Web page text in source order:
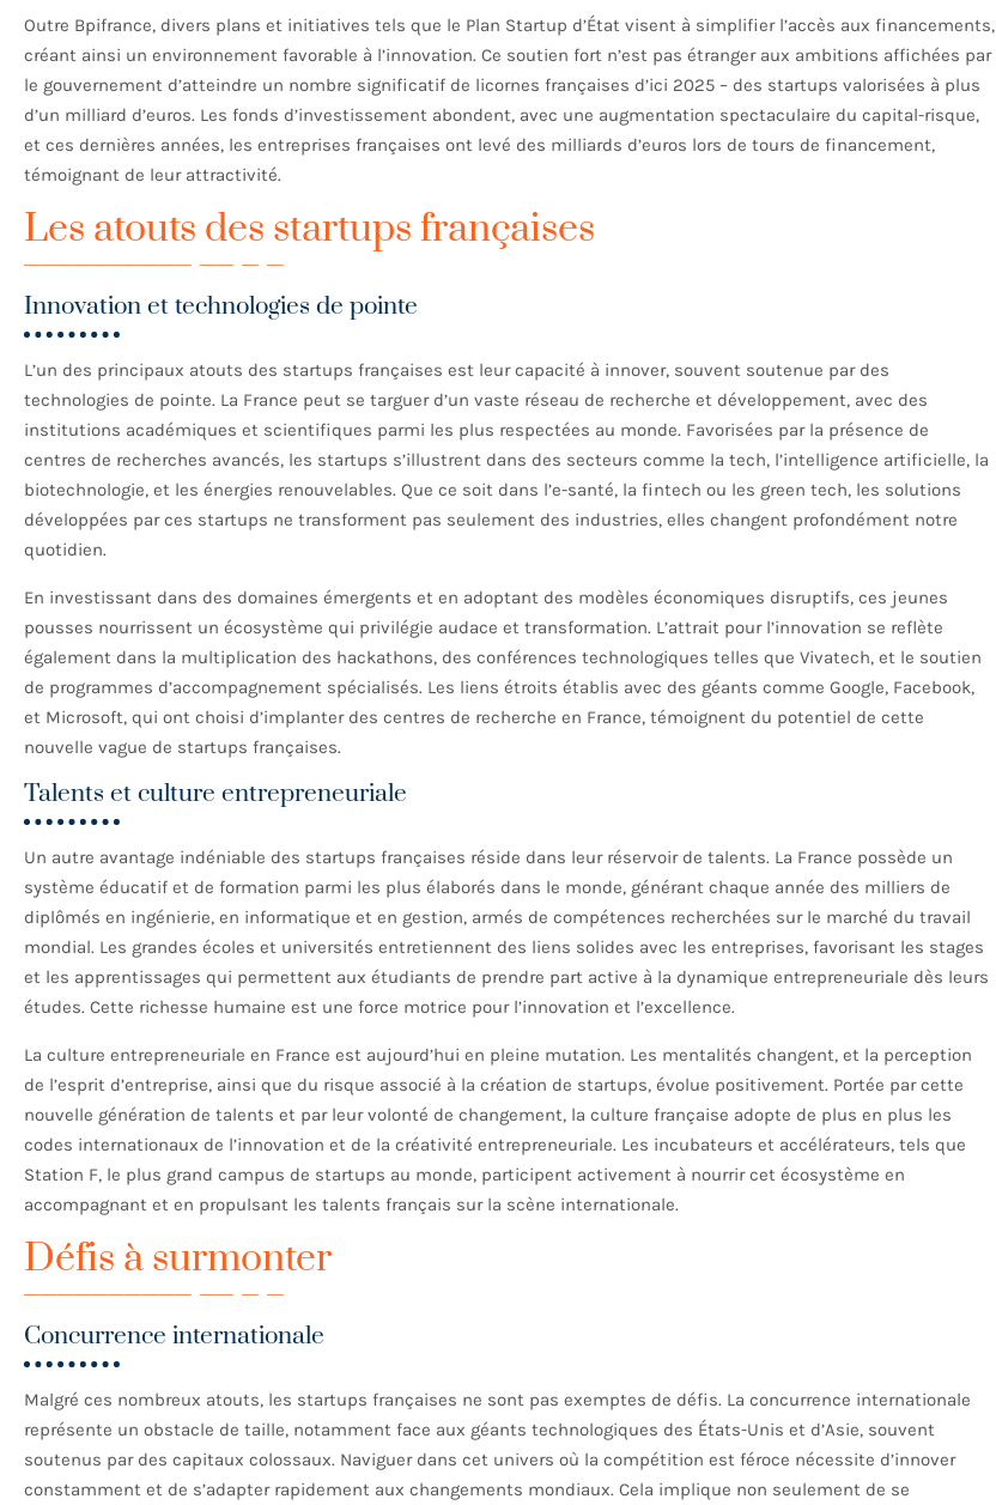
Outre Bpifrance, divers plans et initiatives tels que le Plan Startup d’État visent à simplifier l’accès aux financements,
créant ainsi un environnement favorable à l’innovation. Ce soutien fort n’est pas étranger aux ambitions affichées par
le gouvernement d’atteindre un nombre significatif de licornes françaises d’ici 2025 – des startups valorisées à plus
d’un milliard d’euros. Les fonds d’investissement abondent, avec une augmentation spectaculaire du capital-risque,
et ces dernières années, les entreprises françaises ont levé des milliards d’euros lors de tours de financement,
témoignant de leur attractivité.
Les atouts des startups françaises
Innovation et technologies de pointe
L’un des principaux atouts des startups françaises est leur capacité à innover, souvent soutenue par des
technologies de pointe. La France peut se targuer d’un vaste réseau de recherche et développement, avec des
institutions académiques et scientifiques parmi les plus respectées au monde. Favorisées par la présence de
centres de recherches avancés, les startups s’illustrent dans des secteurs comme la tech, l’intelligence artificielle, la
biotechnologie, et les énergies renouvelables. Que ce soit dans l’e-santé, la fintech ou les green tech, les solutions
développées par ces startups ne transforment pas seulement des industries, elles changent profondément notre
quotidien.
En investissant dans des domaines émergents et en adoptant des modèles économiques disruptifs, ces jeunes
pousses nourrissent un écosystème qui privilégie audace et transformation. L’attrait pour l’innovation se reflète
également dans la multiplication des hackathons, des conférences technologiques telles que Vivatech, et le soutien
de programmes d’accompagnement spécialisés. Les liens étroits établis avec des géants comme Google, Facebook,
et Microsoft, qui ont choisi d’implanter des centres de recherche en France, témoignent du potentiel de cette
nouvelle vague de startups françaises.
Talents et culture entrepreneuriale
Un autre avantage indéniable des startups françaises réside dans leur réservoir de talents. La France possède un
système éducatif et de formation parmi les plus élaborés dans le monde, générant chaque année des milliers de
diplômés en ingénierie, en informatique et en gestion, armés de compétences recherchées sur le marché du travail
mondial. Les grandes écoles et universités entretiennent des liens solides avec les entreprises, favorisant les stages
et les apprentissages qui permettent aux étudiants de prendre part active à la dynamique entrepreneuriale dès leurs
études. Cette richesse humaine est une force motrice pour l’innovation et l’excellence.
La culture entrepreneuriale en France est aujourd’hui en pleine mutation. Les mentalités changent, et la perception
de l’esprit d’entreprise, ainsi que du risque associé à la création de startups, évolue positivement. Portée par cette
nouvelle génération de talents et par leur volonté de changement, la culture française adopte de plus en plus les
codes internationaux de l’innovation et de la créativité entrepreneuriale. Les incubateurs et accélérateurs, tels que
Station F, le plus grand campus de startups au monde, participent activement à nourrir cet écosystème en
accompagnant et en propulsant les talents français sur la scène internationale.
Défis à surmonter
Concurrence internationale
Malgré ces nombreux atouts, les startups françaises ne sont pas exemptes de défis. La concurrence internationale
représente un obstacle de taille, notamment face aux géants technologiques des États-Unis et d’Asie, souvent
soutenus par des capitaux colossaux. Naviguer dans cet univers où la compétition est féroce nécessite d’innover
constamment et de s’adapter rapidement aux changements mondiaux. Cela implique non seulement de se